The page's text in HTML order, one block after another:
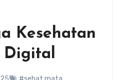
Kesehatan
Digital